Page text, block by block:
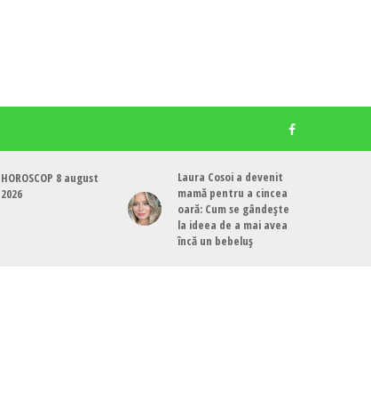
HOROSCOP 8 august
2026
Laura Cosoi a devenit
mamă pentru a cincea
oară: Cum se gândește
la ideea de a mai avea
încă un bebeluș